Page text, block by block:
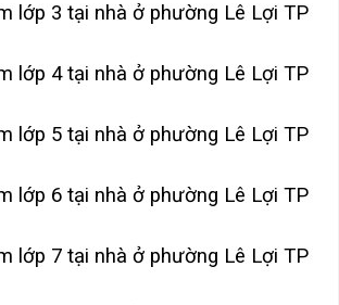
lớp 3 tại nhà ở phường Lê Lợi TP
lớp 4 tại nhà ở phường Lê Lợi TP
lớp 5 tại nhà ở phường Lê Lợi TP
lớp 6 tại nhà ở phường Lê Lợi TP
lớp 7 tại nhà ở phường Lê Lợi TP